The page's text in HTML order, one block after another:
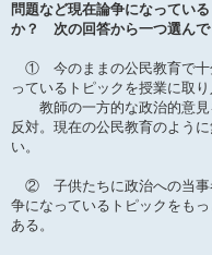
問題など現在論争になってい
か？ 次の回答から一つ選んで
① 今のままの公民教育で十
っているトピックを授業に取り
教師の一方的な政治的意見
反対。現在の公民教育のよう
い。
② 子供たちに政治への当事
争になっているトピックをも
ある。